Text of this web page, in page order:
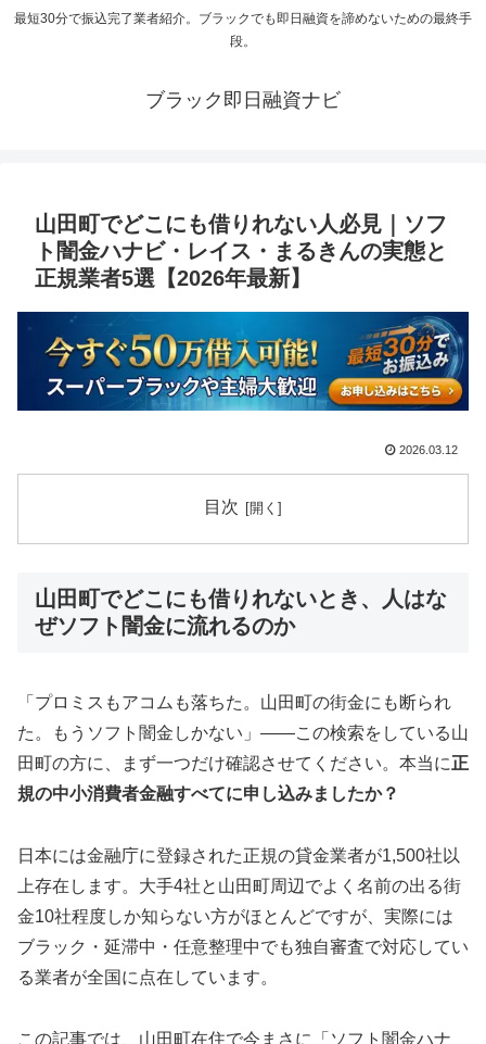
最短30分で振込完了業者紹介。ブラックでも即日融資を諦めないための最終手
段。
ブラック即日融資ナビ
山田町でどこにも借りれない人必見｜ソフ
ト闇金ハナビ・レイス・まるきんの実態と
正規業者5選【2026年最新】
2026.03.12
目次
山田町でどこにも借りれないとき、人はな
ぜソフト闇金に流れるのか
「プロミスもアコムも落ちた。山田町の街金にも断られ
た。もうソフト闇金しかない」——この検索をしている山
田町の方に、まず一つだけ確認させてください。本当に正
規の中小消費者金融すべてに申し込みましたか？
日本には金融庁に登録された正規の貸金業者が1,500社以
上存在します。大手4社と山田町周辺でよく名前の出る街
金10社程度しか知らない方がほとんどですが、実際には
ブラック・延滞中・任意整理中でも独自審査で対応してい
る業者が全国に点在しています。
この記事では、山田町在住で今まさに「ソフト闇金ハナ